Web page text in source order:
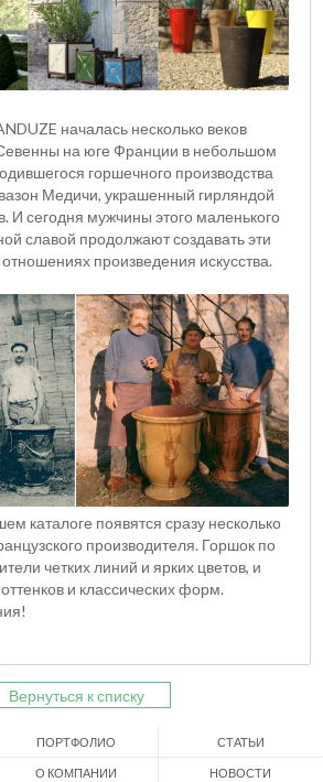
началась несколько веков
на юге Франции в небольшом
горшечного производства
Медичи, украшенный гирляндой
И сегодня мужчины этого маленького
славой продолжают создавать эти
произведения искусства.
каталоге появятся сразу несколько
производителя. Горшок по
четких линий и ярких цветов, и
и классических форм.
Вернуться к списку
ПОРТФОЛИО СТАТЬИ
О КОМПАНИИ НОВОСТИ